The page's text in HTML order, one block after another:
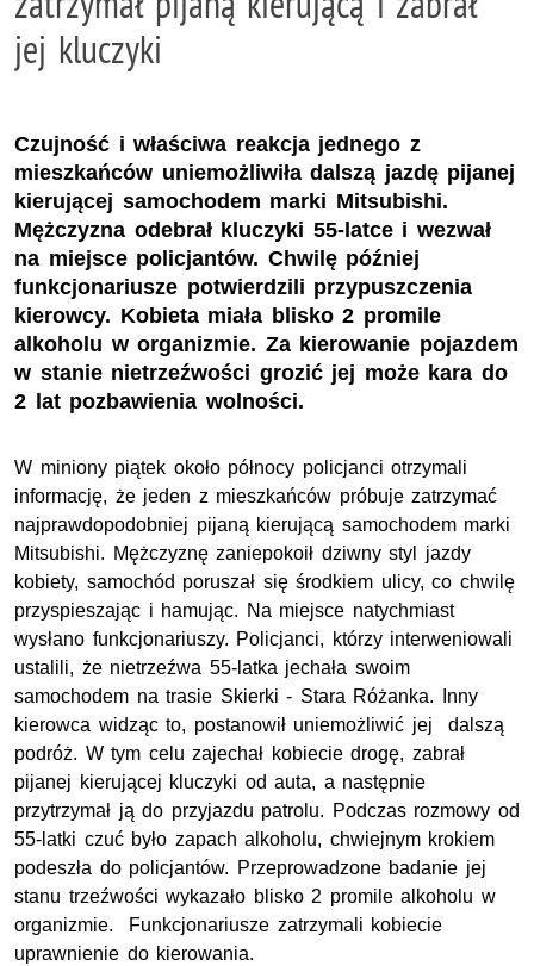
jej kluczyki
Czujność i właściwa reakcja jednego z
mieszkańców uniemożliwiła dalszą jazdę pijanej
kierującej samochodem marki Mitsubishi.
Mężczyzna odebrał kluczyki 55-latce i wezwał
na miejsce policjantów. Chwilę później
funkcjonariusze potwierdzili przypuszczenia
kierowcy. Kobieta miała blisko 2 promile
alkoholu w organizmie. Za kierowanie pojazdem
w stanie nietrzeźwości grozić jej może kara do
2 lat pozbawienia wolności.
W miniony piątek około północy policjanci otrzymali
informację, że jeden z mieszkańców próbuje zatrzymać
najprawdopodobniej pijaną kierującą samochodem marki
Mitsubishi. Mężczyznę zaniepokoił dziwny styl jazdy
kobiety, samochód poruszał się środkiem ulicy, co chwilę
przyspieszając i hamując. Na miejsce natychmiast
wysłano funkcjonariuszy. Policjanci, którzy interweniowali
ustalili, że nietrzeźwa 55-latka jechała swoim
samochodem na trasie Skierki - Stara Różanka. Inny
kierowca widząc to, postanowił uniemożliwić jej dalszą
podróż. W tym celu zajechał kobiecie drogę, zabrał
pijanej kierującej kluczyki od auta, a następnie
przytrzymał ją do przyjazdu patrolu. Podczas rozmowy od
55-latki czuć było zapach alkoholu, chwiejnym krokiem
podeszła do policjantów. Przeprowadzone badanie jej
stanu trzeźwości wykazało blisko 2 promile alkoholu w
organizmie. Funkcjonariusze zatrzymali kobiecie
uprawnienie do kierowania.